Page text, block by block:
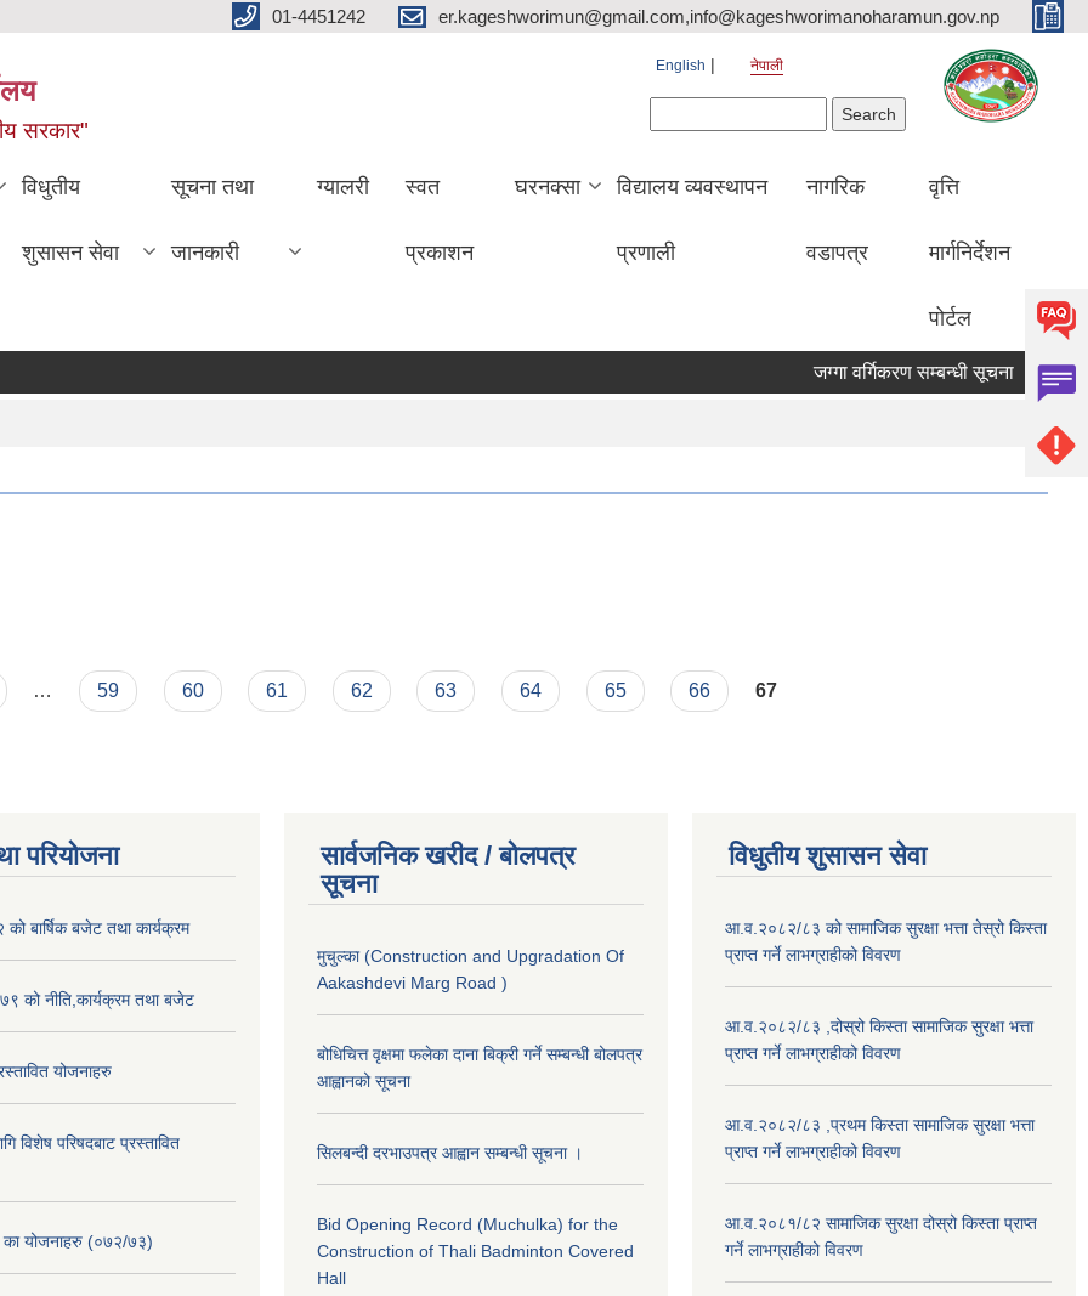
01-4451242 er.kageshworimun@gmail.com,info@kageshworimanoharamun.gov.np
सरकार"
English नेपाली
विधुतीय
शुसासन सेवा
सूचना तथा
जानकारी
ग्यालरी स्वत
प्रकाशन
घरनक्सा विद्यालय व्यवस्थापन
प्रणाली
नागरिक
वडापत्र
वृत्ति
मार्गनिर्देशन
पोर्टल
जग्गा वर्गिकरण सम्बन्धी सूचना श्री
… 59 60 61 62 63 64 65 66 67
परियोजना
बार्षिक बजेट तथा कार्यक्रम
को नीति,कार्यक्रम तथा बजेट
योजनाहरु
विशेष परिषदबाट प्रस्तावित
का योजनाहरु (०७२/७३)
सार्वजनिक खरीद / बोलपत्र
सूचना
मुचुल्का (Construction and Upgradation Of
Aakashdevi Marg Road )
बोधिचित्त वृक्षमा फलेका दाना बिक्री गर्ने सम्बन्धी बोलपत्र
आह्वानको सूचना
सिलबन्दी दरभाउपत्र आह्वान सम्बन्धी सूचना ।
Bid Opening Record (Muchulka) for the
Construction of Thali Badminton Covered
Hall
विधुतीय शुसासन सेवा
आ.व.२०८२/८३ को सामाजिक सुरक्षा भत्ता तेस्रो किस्ता
प्राप्त गर्ने लाभग्राहीको विवरण
आ.व.२०८२/८३ ,दोस्रो किस्ता सामाजिक सुरक्षा भत्ता
प्राप्त गर्ने लाभग्राहीको विवरण
आ.व.२०८२/८३ ,प्रथम किस्ता सामाजिक सुरक्षा भत्ता
प्राप्त गर्ने लाभग्राहीको विवरण
आ.व.२०८१/८२ सामाजिक सुरक्षा दोस्रो किस्ता प्राप्त
गर्ने लाभग्राहीको विवरण